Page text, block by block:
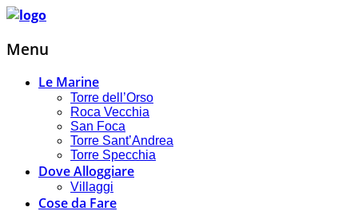
Menu
Le Marine
Torre dell’Orso
Roca Vecchia
San Foca
Torre Sant’Andrea
Torre Specchia
Dove Alloggiare
Villaggi
Cose da Fare